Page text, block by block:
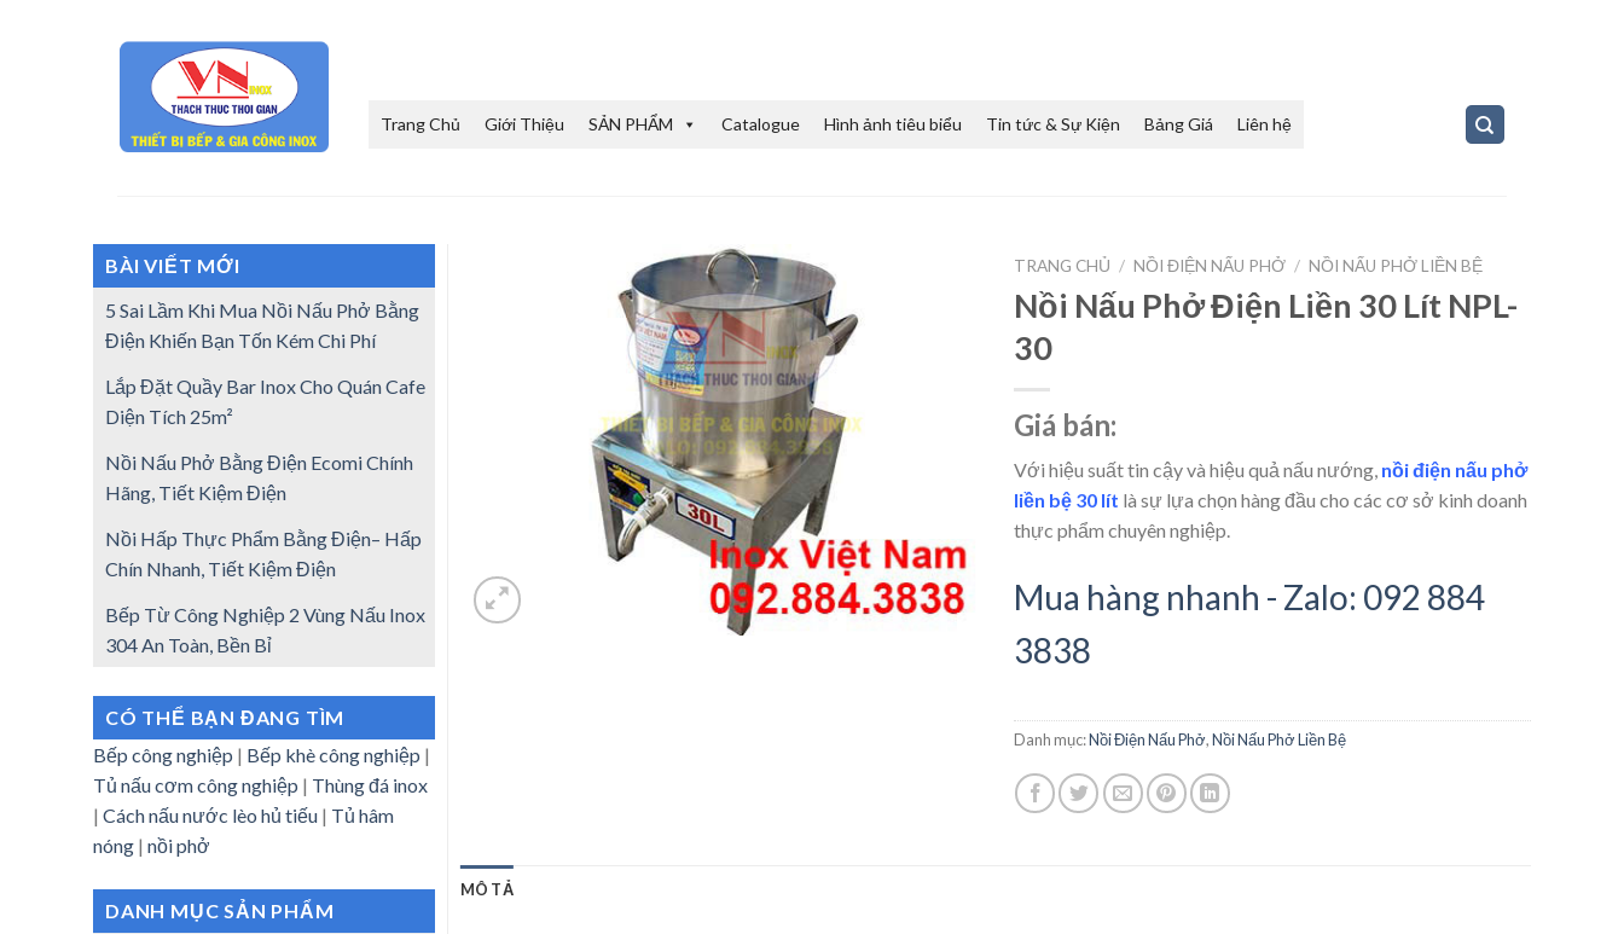
Trang Chủ Giới Thiệu SẢN PHẨM Catalogue Hình ảnh tiêu biểu Tin tức & Sự Kiện Bảng Giá Liên hệ
BÀI VIẾT MỚI
5 Sai Lầm Khi Mua Nồi Nấu Phở Bằng
Điện Khiến Bạn Tốn Kém Chi Phí
Lắp Đặt Quầy Bar Inox Cho Quán Cafe
Diện Tích 25m²
Nồi Nấu Phở Bằng Điện Ecomi Chính
Hãng, Tiết Kiệm Điện
Nồi Hấp Thực Phẩm Bằng Điện– Hấp
Chín Nhanh, Tiết Kiệm Điện
Bếp Từ Công Nghiệp 2 Vùng Nấu Inox
304 An Toàn, Bền Bỉ
CÓ THỂ BẠN ĐANG TÌM
Bếp công nghiệp | Bếp khè công nghiệp |
Tủ nấu cơm công nghiệp | Thùng đá inox
| Cách nấu nước lèo hủ tiếu | Tủ hâm
nóng | nồi phở
DANH MỤC SẢN PHẨM
TRANG CHỦ / NỒI ĐIỆN NẤU PHỞ / NỒI NẤU PHỞ LIỀN BỆ
Nồi Nấu Phở Điện Liền 30 Lít NPL-
30
Giá bán:
Với hiệu suất tin cậy và hiệu quả nấu nướng, nồi điện nấu phở
liền bệ 30 lít là sự lựa chọn hàng đầu cho các cơ sở kinh doanh
thực phẩm chuyên nghiệp.
Mua hàng nhanh - Zalo: 092 884
3838
Danh mục:Nồi Điện Nấu Phở,Nồi Nấu Phở Liền Bệ
MÔ TẢ